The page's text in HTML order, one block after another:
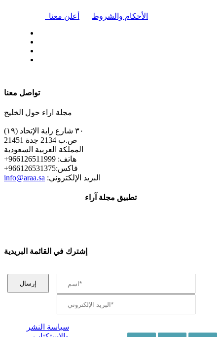
أعلن معنا الأحكام والشروط
تواصل معنا
مجلة اراء حول الخليج
٣٠ شارع راية الإتحاد (١٩)
ص.ب 2134 جدة 21451
المملكة العربية السعودية
+هاتف: 966126511999
+فاكس:966126531375
info@araa.sa :البريد الإلكتروني
تطبيق مجلة آراء
إشترك في القائمة البريدية
سياسة النشر